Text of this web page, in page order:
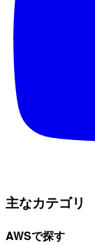
主なカテゴリ
AWSで探す